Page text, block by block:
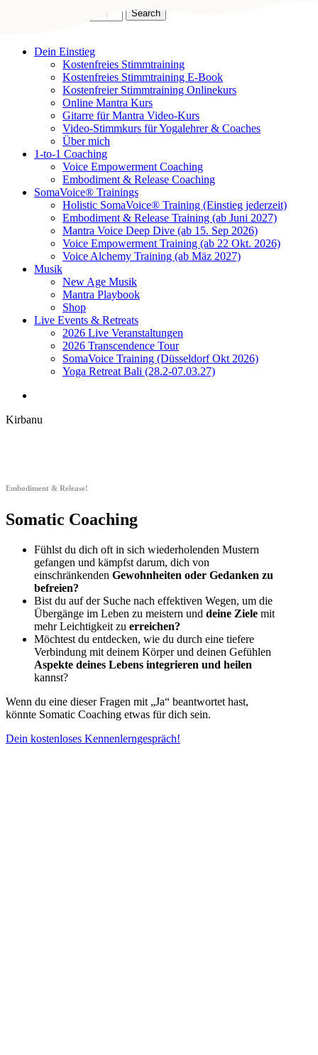
content
Search
search
Menu
Dein Einstieg
Kostenfreies Stimmtraining
Kostenfreies Stimmtraining E-Book
Kostenfreier Stimmtraining Onlinekurs
Online Mantra Kurs
Gitarre für Mantra Video-Kurs
Video-Stimmkurs für Yogalehrer & Coaches
Über mich
1-to-1 Coaching
Voice Empowerment Coaching
Embodiment & Release Coaching
SomaVoice® Trainings
Holistic SomaVoice® Training (Einstieg jederzeit)
Embodiment & Release Training (ab Juni 2027)
Mantra Voice Deep Dive (ab 15. Sep 2026)
Voice Empowerment Training (ab 22 Okt. 2026)
Voice Alchemy Training (ab Mäz 2027)
Musik
New Age Musik
Mantra Playbook
Shop
Live Events & Retreats
2026 Live Veranstaltungen
2026 Transcendence Tour
SomaVoice Training (Düsseldorf Okt 2026)
Yoga Retreat Bali (28.2-07.03.27)
Kirbanu
Embodiment & Release!
Somatic Coaching
Fühlst du dich oft in sich wiederholenden Mustern
gefangen und kämpfst darum, dich von
einschränkenden Gewohnheiten oder Gedanken zu
befreien?
Bist du auf der Suche nach effektiven Wegen, um die
Übergänge im Leben zu meistern und deine Ziele mit
mehr Leichtigkeit zu erreichen?
Möchtest du entdecken, wie du durch eine tiefere
Verbindung mit deinem Körper und deinen Gefühlen
Aspekte deines Lebens integrieren und heilen
kannst?
Wenn du eine dieser Fragen mit „Ja“ beantwortet hast,
könnte Somatic Coaching etwas für dich sein.
Dein kostenloses Kennenlerngespräch!